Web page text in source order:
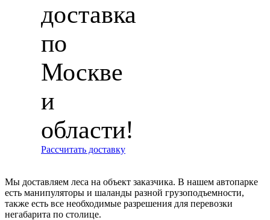
доставка
по
Москве
и
области!
Рассчитать доставку
Мы доставляем леса на объект заказчика. В нашем автопарке
есть манипуляторы и шаланды разной грузоподъемности,
также есть все необходимые разрешения для перевозки
негабарита по столице.